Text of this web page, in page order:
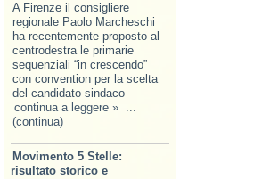
A Firenze il consigliere
regionale Paolo Marcheschi
ha recentemente proposto al
centrodestra le primarie
sequenziali “in crescendo”
con convention per la scelta
del candidato sindaco
continua a leggere » ...
(continua)
Movimento 5 Stelle:
risultato storico e